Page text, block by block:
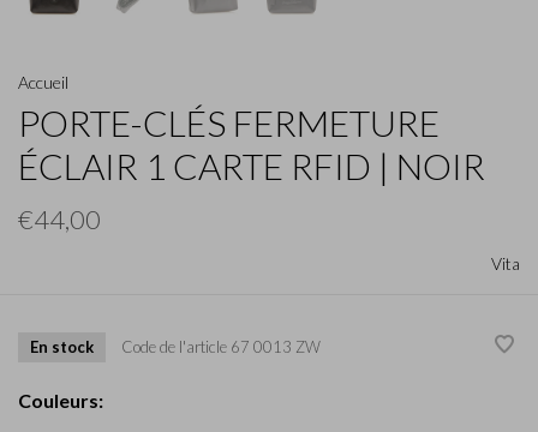
Accueil
PORTE-CLÉS FERMETURE
ÉCLAIR 1 CARTE RFID | NOIR
€44,00
Vita
En stock Code de l'article 67 0013 ZW
Couleurs: